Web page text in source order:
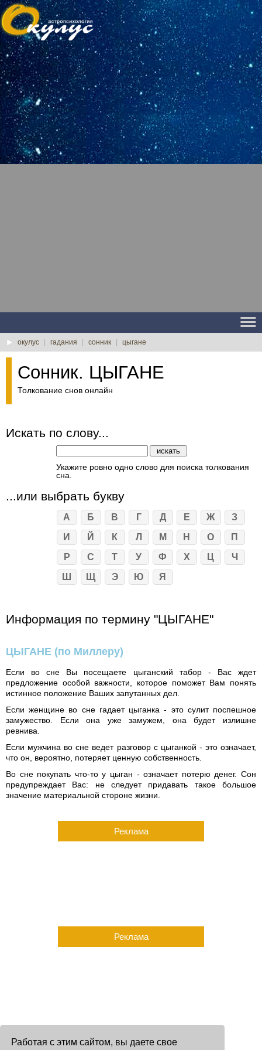
Работая с этим сайтом, вы даете свое
окулус гадания сонник цыгане
Сонник. ЦЫГАНЕ
Толкование снов онлайн
Искать по слову...
Укажите ровно одно слово для поиска толкования
сна.
...или выбрать букву
А Б В Г Д Е Ж
З
И
Й К Л М Н О
П
Р
С Т У Ф Х Ц
Ч
Ш
Щ Э Ю Я
Информация по термину "ЦЫГАНЕ"
ЦЫГАНЕ (по Миллеру)
Если во сне Вы посещаете цыганский табор - Вас ждет
предложение особой важности, которое поможет Вам понять
истинное положение Ваших запутанных дел.
Если женщине во сне гадает цыганка - это сулит поспешное
замужество. Если она уже замужем, она будет излишне
ревнива.
Если мужчина во сне ведет разговор с цыганкой - это означает,
что он, вероятно, потеряет ценную собственность.
Во сне покупать что-то у цыган - означает потерю денег. Сон
предупреждает Вас: не следует придавать такое большое
значение материальной стороне жизни.
Реклама
Реклама